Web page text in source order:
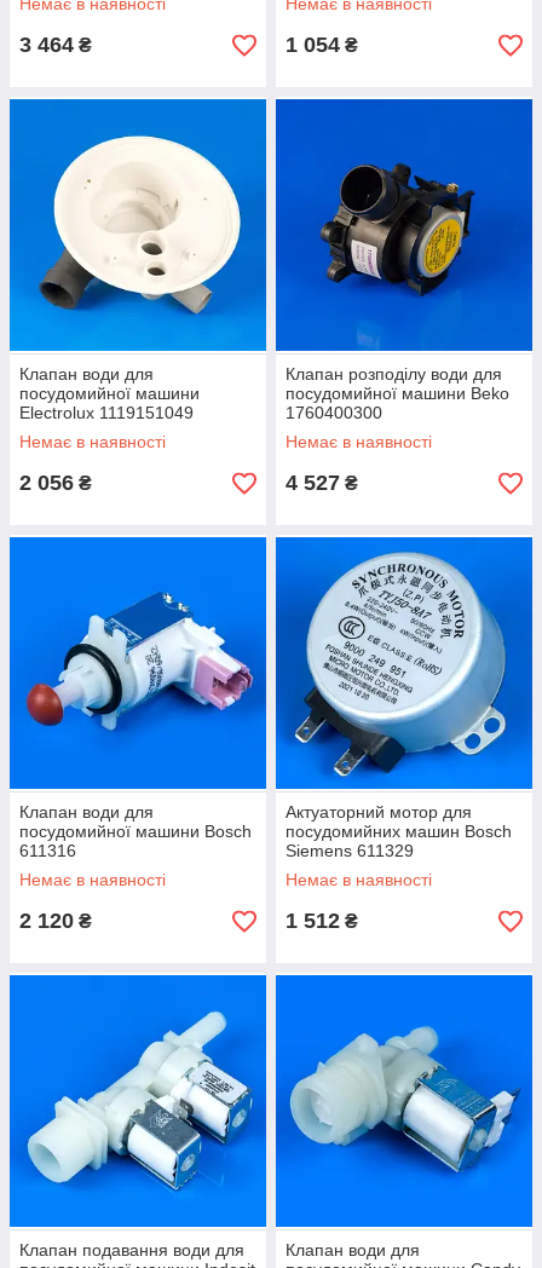
3 464 ₴ 1 054 ₴
Клапан води для
посудомийної машини
Electrolux 1119151049
Немає в наявності
2 056 ₴
Клапан розподілу води для
посудомийної машини Beko
1760400300
Немає в наявності
4 527 ₴
Клапан води для
посудомийної машини Bosch
611316
Немає в наявності
2 120 ₴
Актуаторний мотор для
посудомийних машин Bosch
Siemens 611329
Немає в наявності
1 512 ₴
Клапан подавання води для
Клапан води для